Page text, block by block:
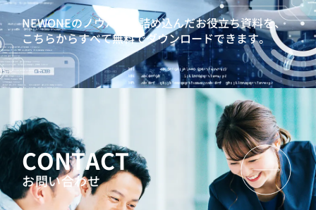
NEWONEのノウハウを詰め込んだお役立ち資料を、
こちらからすべて無料でダウンロードできます。
CONTACT
お問い合わせ